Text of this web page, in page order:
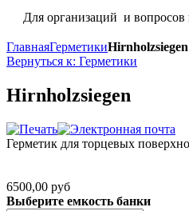
Для организаций и вопросов
ГлавнаяГерметикиHirnholzsiegen
Вернуться к: Герметики
Hirnholzsiegen
Герметик для торцевых
6500,00 руб
Выберите емкость банки